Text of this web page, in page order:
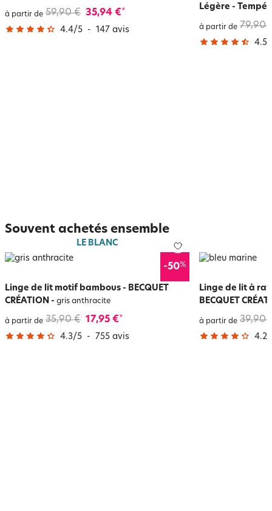
à partir de 59,90 € 35,94 €*
4.4/5 - 147 avis
Légère -
à partir de 79,90
4.5
Souvent achetés ensemble
LE BLANC
-50%
Linge de lit motif bambous - BECQUET
CRÉATION - gris anthracite
à partir de 35,90 € 17,95 €*
4.3/5 - 755 avis
Linge de lit à
BECQUET
à partir de 39,90
4.2